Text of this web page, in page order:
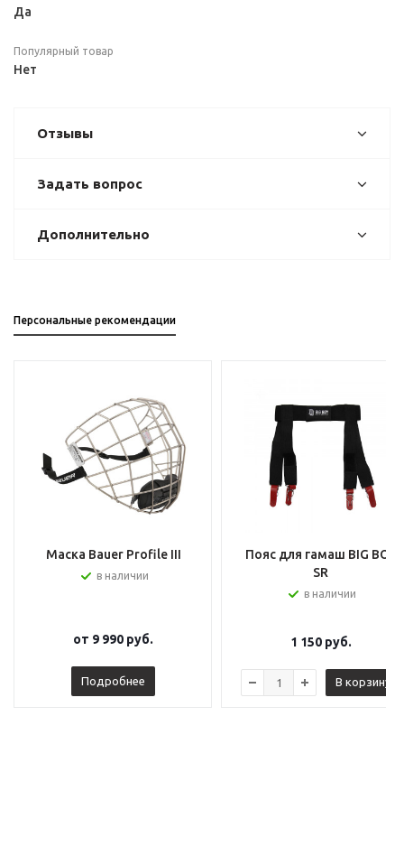
Да
Популярный товар
Нет
Отзывы
Задать вопрос
Дополнительно
Персональные рекомендации
Маска Bauer Profile III
в наличии
от 9 990 руб.
Подробнее
Пояс для гамаш BIG BOY
SR
в наличии
1 150руб.
В корзину